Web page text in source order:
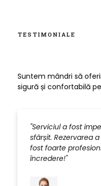
TESTIMONIALE
Suntem mândri să
sigură și confortabilă
"Serviciul a fost
sfârșit. Rezervarea
fost foarte
încredere!"